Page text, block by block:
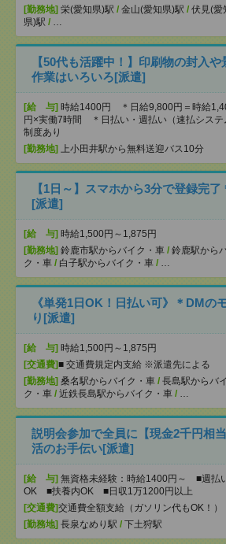
[勤務地] 栄(愛知県)駅 / 金山(愛知県)駅 / 伏見(愛
県)駅 / …
【50代も活躍中！】印刷物の封入
作業はいろいろ[派遣]
[給 与] 時給1400円 ＊日給9,800円＝時給
円×実働7時間 ＊日払い・週払い（速払システ
制度あり
[勤務地] 上小田井駅から無料送迎バス10分
【1日～】スマホから3分で登録完
[派遣]
[給 与] 時給1,500円～1,875円
[勤務地] 鈴鹿市駅からバイク・車 / 鈴鹿駅から
ク・車 / 白子駅からバイク・車 / …
《単発1日OK！日払い可》＊DMの
り[派遣]
[給 与] 時給1,500円～1,875円
[交通費]■ 交通費規定内支給 ※派遣先による
[勤務地] 桑名駅からバイク・車 / 長島駅からバイ
ク・車 / 近鉄長島駅からバイク・車 / …
説明会参加で全員に【現金2千円相
活のお手伝い[派遣]
[給 与] 無資格未経験：時給1400円～ ■週払
OK ■扶養内OK ■日収1万1200円以上
[交通費]交通費全額支給（ガソリン代もOK！）
[勤務地] 長泉なめり駅 / 下土狩駅